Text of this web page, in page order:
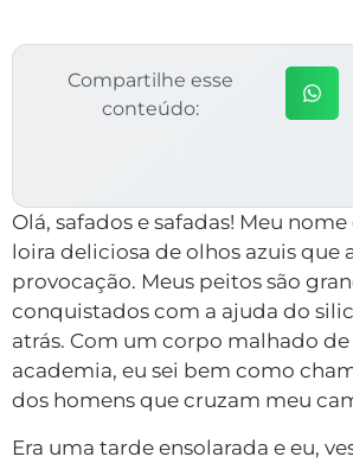
Compartilhe esse
conteúdo:
Olá, safados e safadas! Meu
loira deliciosa de olhos azuis que
provocação. Meus peitos são
conquistados com a ajuda do
atrás. Com um corpo malhado
academia, eu sei bem como
dos homens que cruzam meu
Era uma tarde ensolarada e eu,